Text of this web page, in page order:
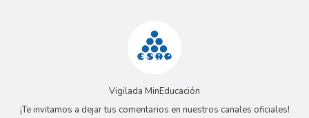
Vigilada MinEducación
¡Te invitamos a dejar tus comentarios en nuestros canales oficiales!